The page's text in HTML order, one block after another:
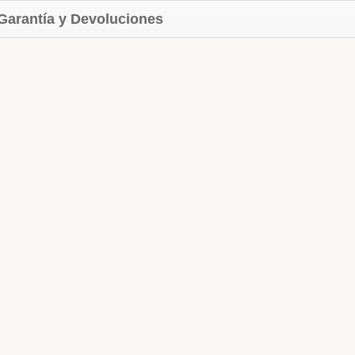
Garantía y Devoluciones